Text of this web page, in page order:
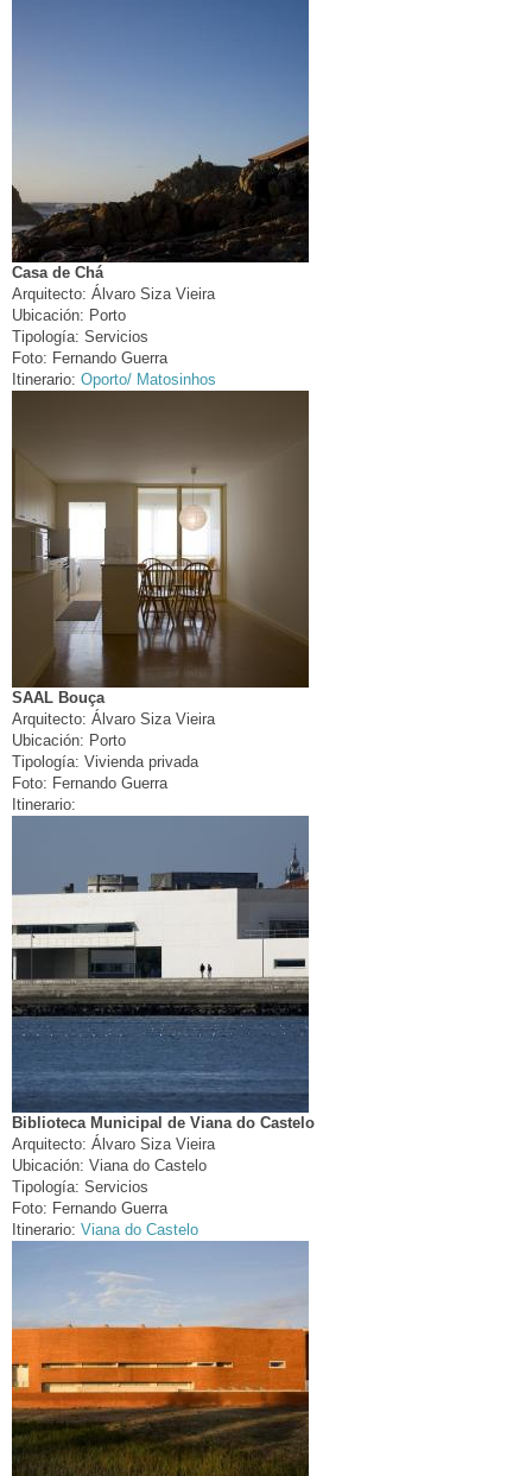
Casa de Chá
Arquitecto: Álvaro Siza Vieira
Ubicación: Porto
Tipología: Servicios
Foto: Fernando Guerra
Itinerario: Oporto/ Matosinhos
SAAL Bouça
Arquitecto: Álvaro Siza Vieira
Ubicación: Porto
Tipología: Vivienda privada
Foto: Fernando Guerra
Itinerario:
Biblioteca Municipal de Viana do Castelo
Arquitecto: Álvaro Siza Vieira
Ubicación: Viana do Castelo
Tipología: Servicios
Foto: Fernando Guerra
Itinerario: Viana do Castelo